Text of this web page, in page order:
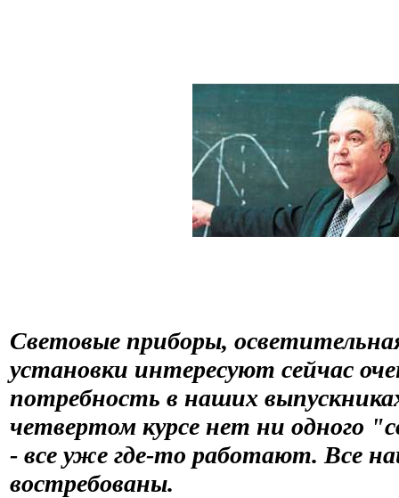
Световые приборы,
установки интересуют сейчас
потребность в наших
четвертом курсе нет ни одного
- все уже где-то работают. Все
востребованы.